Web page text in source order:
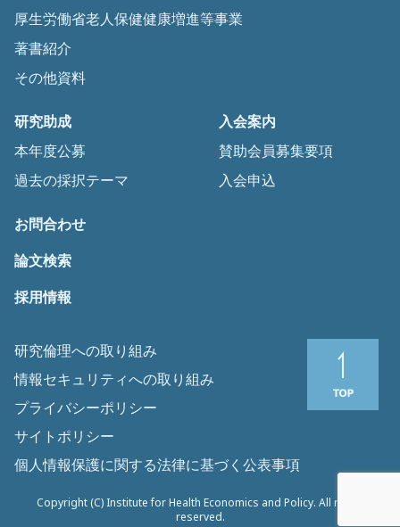
厚生労働省老人保健健康増進等事業
著書紹介
その他資料
研究助成
本年度公募
過去の採択テーマ
入会案内
賛助会員募集要項
入会申込
お問合わせ
論文検索
採用情報
研究倫理への取り組み
情報セキュリティへの取り組み
プライバシーポリシー
サイトポリシー
個人情報保護に関する法律に基づく公表事項
Copyright (C) Institute for Health Economics and Policy. All rights
reserved.